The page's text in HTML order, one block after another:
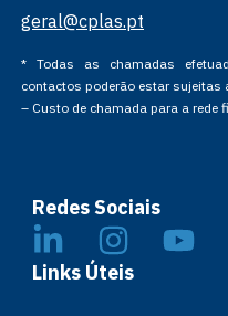
geral@cplas.pt
* Todas as chamadas
contactos poderão estar sujeitas
– Custo de chamada para a rede
Redes Sociais
Links Úteis